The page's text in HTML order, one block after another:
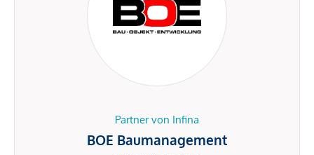
Partner von Infina
BOE Baumanagement